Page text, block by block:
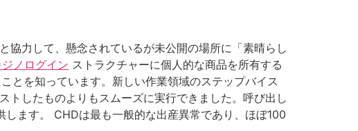
協力して、懸念されているが未公開の場所に「素晴らし
ノログイン ストラクチャーに個人的な商品を所有する
とを知っています。新しい作業領域のステップバイス
したものよりもスムーズに実行できました。呼び出し
ます。 CHDは最も一般的な出産異常であり、ほぼ100